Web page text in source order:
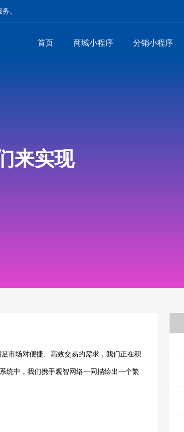
。
首页 商城小程序 分销小程序
来实现
市场对便捷、高效交易的需求，我们正在积
统中，我们携手观智网络一同描绘出一个繁